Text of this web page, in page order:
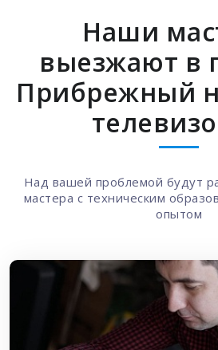
Наши
выезжают в
Прибрежный
Над вашей проблемой будут
мастера с техническим
опытом